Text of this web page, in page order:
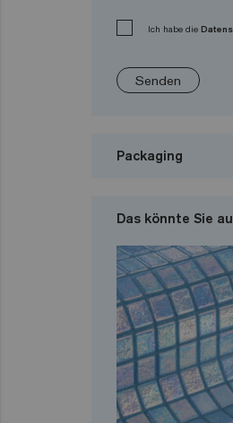
Ich habe die
Senden
Packaging
Das könnte Sie